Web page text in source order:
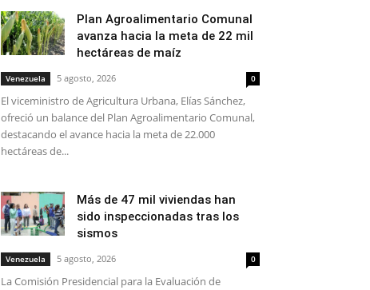
Plan Agroalimentario Comunal
avanza hacia la meta de 22 mil
hectáreas de maíz
Venezuela 5 agosto, 2026 0
El viceministro de Agricultura Urbana, Elías Sánchez,
ofreció un balance del Plan Agroalimentario Comunal,
destacando el avance hacia la meta de 22.000
hectáreas de...
Más de 47 mil viviendas han
sido inspeccionadas tras los
sismos
Venezuela 5 agosto, 2026 0
La Comisión Presidencial para la Evaluación de